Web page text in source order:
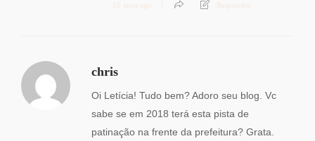
10 anos ago Responder
chris
Oi Letícia! Tudo bem? Adoro seu blog. Vc
sabe se em 2018 terá esta pista de
patinação na frente da prefeitura? Grata.